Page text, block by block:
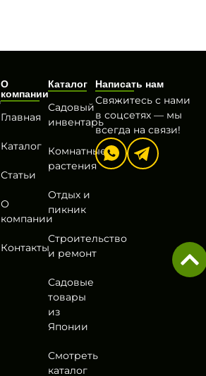
О
компании
Главная
Каталог
Статьи
О
компании
Контакты
Каталог
Садовый
инвентарь
Комнатные
растения
Отдых и
пикник
Строительство
и ремонт
Садовые
товары
из
Японии
Смотреть
каталог
Написать нам
Свяжитесь с нами
в соцсетях — мы
всегда на связи!